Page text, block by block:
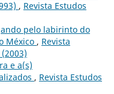
, Revista Estudos
pelo labirinto do
México , Revista
e a(s)
, Revista Estudos